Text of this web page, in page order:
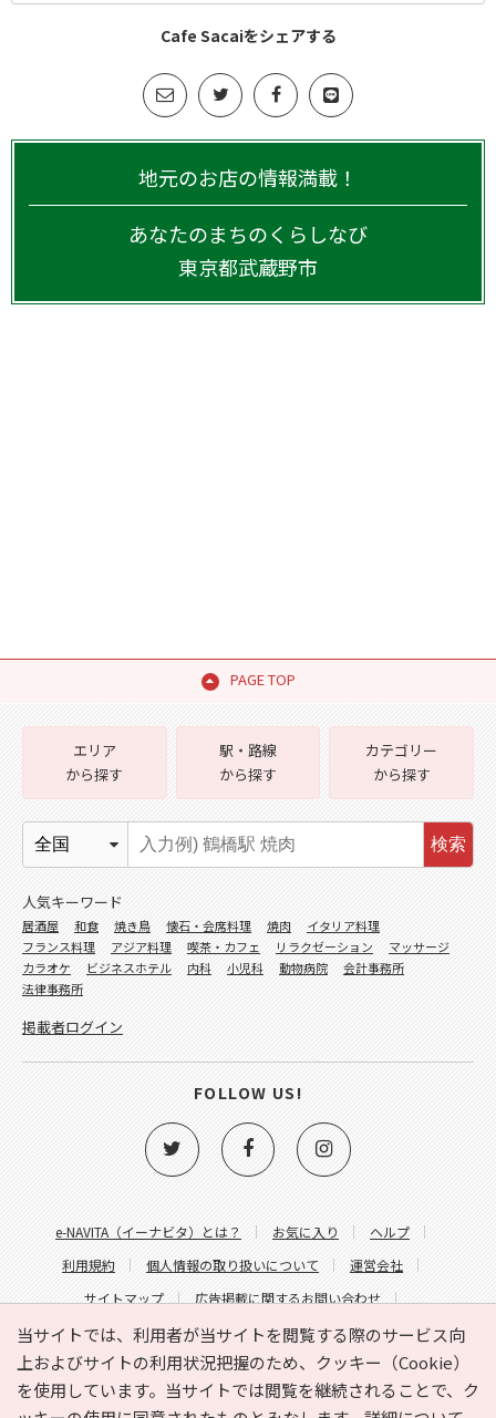
Cafe Sacaiをシェアする
地元のお店の情報満載！
あなたのまちのくらしなび
東京都武蔵野市
PAGE TOP
当サイトでは、利用者が当サイトを閲覧する際のサービス向
上およびサイトの利用状況把握のため、クッキー（Cookie）
を使用しています。当サイトでは閲覧を継続されることで、ク
e-NAVITA（イーナビタ）とは？ お気に入り
ヘルプ
利用規約
個人情報の取り扱いについて
運営会社
サイトマップ
広告掲載に関するお問い合わせ
サイトの内容に関するお問い合わせ
エリア
から探す
駅・路線
から探す
カテゴリー
から探す
検索
人気キーワード
居酒屋 和食 焼き鳥 懐石・会席料理 焼肉
イタリア料理
フランス料理
アジア料理 喫茶・カフェ リラクゼーション
マッサージ
カラオケ
ビジネスホテル 内科 小児科 動物病院
会計事務所
法律事務所
掲載者ログイン
FOLLOW US!